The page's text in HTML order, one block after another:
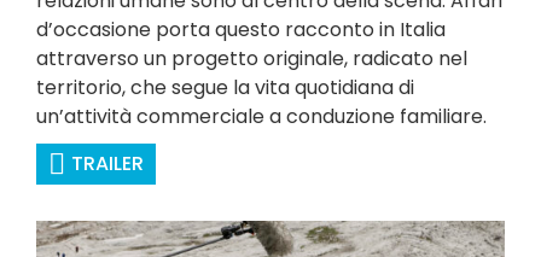
d’occasione porta questo racconto in Italia
attraverso un progetto originale, radicato nel
territorio, che segue la vita quotidiana di
un’attività commerciale a conduzione familiare.
TRAILER